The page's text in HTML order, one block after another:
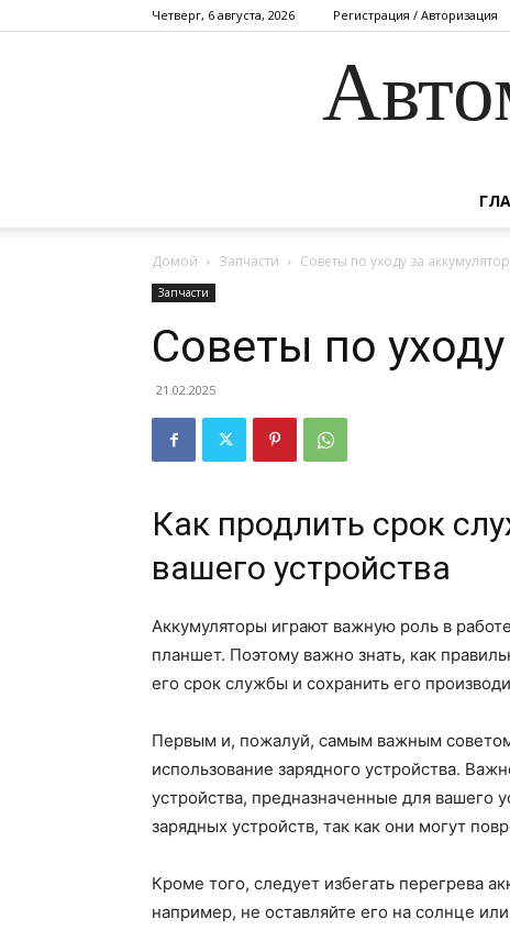
Четверг, 6 августа, 2026 Регистрация / Авторизация
Домой Запчасти Советы по уходу за
Запчасти
Советы по
21.02.2025
Как продлить срок
вашего устройства
Аккумуляторы играют важную роль в
планшет. Поэтому важно знать, как
его срок службы и сохранить его
Первым и, пожалуй, самым важным советом
использование зарядного устройства.
устройства, предназначенные для вашего
зарядных устройств, так как они могут
Кроме того, следует избегать перегрева
например, не оставляйте его на солнце